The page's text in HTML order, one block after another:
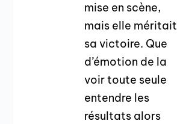
mise en scène,
mais elle méritait
sa victoire. Que
d’émotion de la
voir toute seule
entendre les
résultats alors